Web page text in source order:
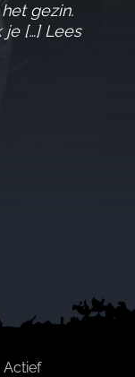
gezin.​
je […] Lees
Actief